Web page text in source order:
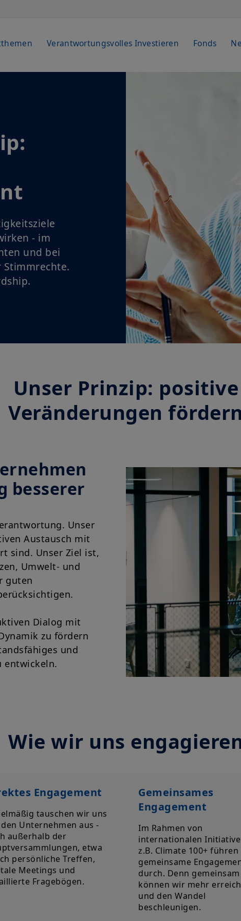
Verantwortungsvolles Investieren Fonds
- im
und bei
Unser Prinzip: positive
Veränderungen
besserer
Unser
Austausch mit
sind. Unser Ziel ist,
Umwelt- und
guten
Dialog mit
zu fördern
und
entwickeln.
Wie wir uns
Engagement
tauschen wir uns
Unternehmen aus -
außerhalb der
etwa
persönliche Treffen,
Meetings und
Fragebögen.
Gemeinsames
Engagement
Im Rahmen von
internationalen
z.B. Climate 100+
gemeinsame
durch. Denn gemeinsam
können wir mehr
und den Wandel
beschleunigen.